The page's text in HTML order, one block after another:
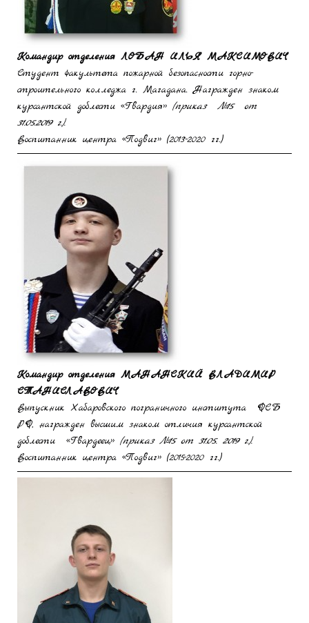
Командир отделения ЛОБАН ИЛЬЯ МАКСИМОВИЧ
Студент факультета пожарной безопасности горно-
строительного колледжа г. Магадана. Награжден знаком
курсантской доблести «Гвардия» (приказ №15 от
31.05.2019 г.).
Воспитанник центра «Подвиг» (2013-2020 гг.)
Командир отделения МАНАНСКИЙ ВЛАДИМИР
СТАНИСЛАВОВИЧ
Выпускник Хабаровского пограничного института ФСБ
РФ, награжден высшим знаком отличия курсантской
доблести «Гвардеец» (приказ №15 от 31.05. 2019 г.).
Воспитанник центра «Подвиг» (2015-2020 гг.)